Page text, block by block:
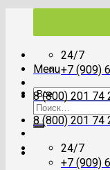
Menu
Искать:
24/7
+7 (909)
8 (800) 201 74
8 (800) 201 74
24/7
+7 (909)